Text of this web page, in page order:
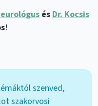
és Dr. Kocsis
!
szenved,
szakorvosi